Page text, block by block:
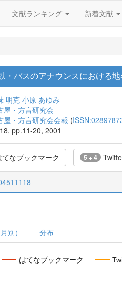
文献ランキング 新着文献
・バスのアナウンスにおける
明克小原 あゆみ
屋・方言研究会
屋・方言研究会会報 (
pp.11-20, 2001
てなブックマーク 5 + 4
別） 分布
はてなブックマーク